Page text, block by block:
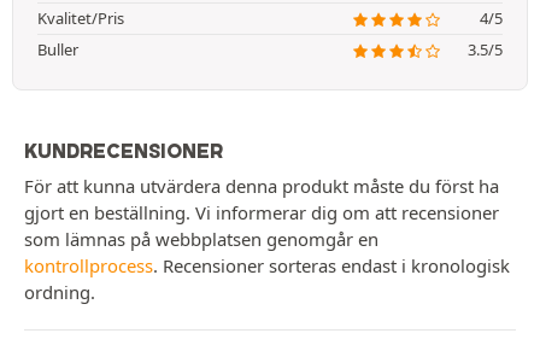
Kvalitet/Pris
4/5
Buller
3.5/5
KUNDRECENSIONER
För att kunna utvärdera denna produkt måste du först ha
gjort en beställning. Vi informerar dig om att recensioner
som lämnas på webbplatsen genomgår en
kontrollprocess. Recensioner sorteras endast i kronologisk
ordning.